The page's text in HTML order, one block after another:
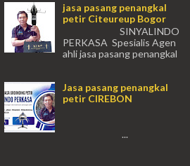
PENANGKAL PETIR CIKOKOL
TANGERANG , JASA PENANGKAL
PETIR CIKOKOL TANGERANG ...
jasa pasang penangkal
petir Citeureup Bogor
SINYALINDO
PERKASA Spesialis Agen
ahli jasa pasang penangkal
Jasa pasang penangkal
petir CIREBON
...